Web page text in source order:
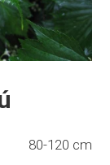
80-120 cm